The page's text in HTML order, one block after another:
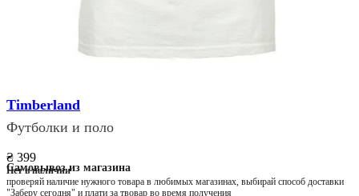
Timberland
Футболки и поло
₴ 399
Нет в наличии
Самовывоз из магазина
проверяй наличие нужного товара в любимых магазинах, выбирай способ доставки
"Заберу сегодня" и плати за твовар во время получения